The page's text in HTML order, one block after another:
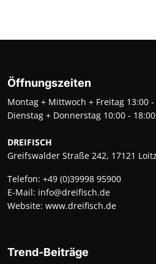
Öffnungszeiten
Montag + Mittwoch + Freitag 13:00
Dienstag + Donnerstag 10:00 -
DREIFISCH
Greifswalder Straße 242, 17121
Telefon: +49 (0)39998 95900
E-Mail: info@dreifisch.de
Website: www.dreifisch.de
Trend-Beiträge